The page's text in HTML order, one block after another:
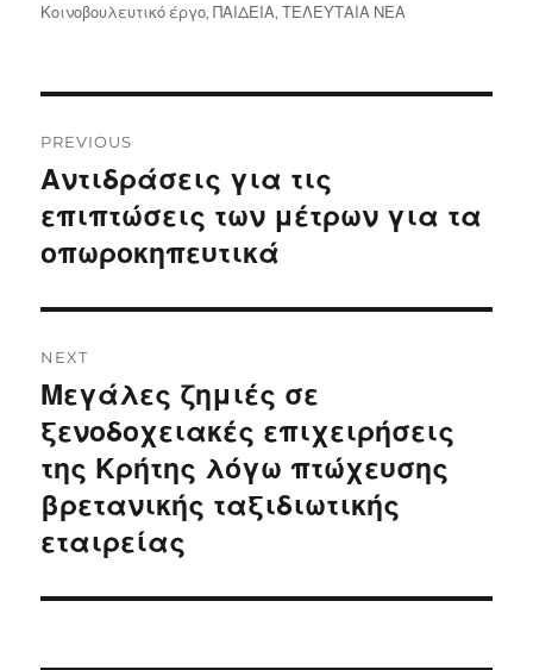
on
Κοινοβουλευτικό έργο,ΠΑΙΔΕΙΑ,ΤΕΛΕΥΤΑΙΑ ΝΕΑ
navigation
PREVIOUS
Previous
post:
Αντιδράσεις για τις
επιπτώσεις των μέτρων για τα
οπωροκηπευτικά
NEXT
Next
post:
Μεγάλες ζημιές σε
ξενοδοχειακές επιχειρήσεις
της Κρήτης λόγω πτώχευσης
βρετανικής ταξιδιωτικής
εταιρείας